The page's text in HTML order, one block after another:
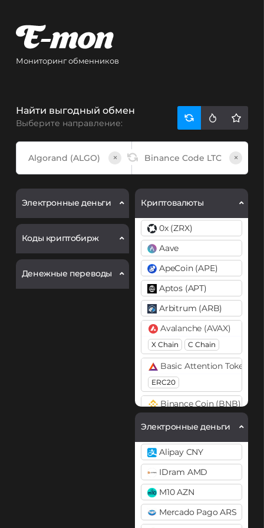
Мониторинг обменников
Найти выгодный обмен
Выберите направление:
× ×
Электронные деньги
Коды криптобирж
Денежные переводы
Криптовалюты
0x (ZRX)
Aave
ApeCoin (APE)
Aptos (APT)
Arbitrum (ARB)
Avalanche (AVAX)
X Chain C Chain
Basic Attention Token
ERC20
Binance Coin (BNB)
Bitcoin (BTC)
BTC BEP20
Bitcoin Cash (BCH)
Bitcoin SV (BSV)
BitTorrent (BTT)
Электронные деньги
Alipay CNY
IDram AMD
M10 AZN
Mercado Pago ARS